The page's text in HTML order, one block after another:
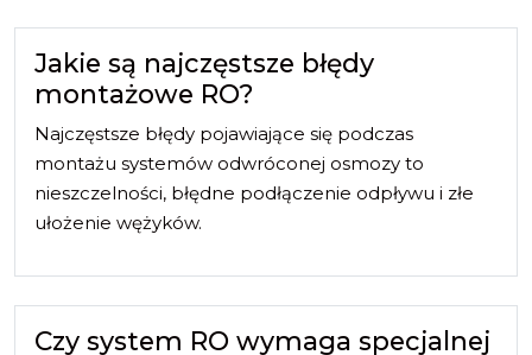
Jakie są najczęstsze błędy
montażowe RO?
Najczęstsze błędy pojawiające się podczas
montażu systemów odwróconej osmozy to
nieszczelności, błędne podłączenie odpływu i złe
ułożenie wężyków.
Czy system RO wymaga specjalnej